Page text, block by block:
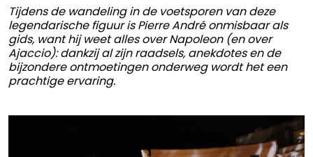
Tijdens de wandeling in de voetsporen van deze
legendarische figuur is Pierre André onmisbaar als
gids, want hij weet alles over Napoleon (en over
Ajaccio): dankzij al zijn raadsels, anekdotes en de
bijzondere ontmoetingen onderweg wordt het een
prachtige ervaring.